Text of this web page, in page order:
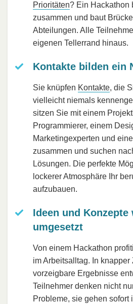
Prioritäten? Ein Hackathon
zusammen und baut
Abteilungen. Alle
eigenen Tellerrand hinaus.
Kontakte bilden ein
Sie knüpfen Kontakte, die
vielleicht niemals
sitzen Sie mit einem
Programmierer, einem
Marketingexperten und
zusammen und suchen
Lösungen. Die perfekte
lockerer Atmosphäre Ihr
aufzubauen.
Ideen und Konzepte
umgesetzt
Von einem Hackathon
im Arbeitsalltag. In knapper
vorzeigbare Ergebnisse
Teilnehmer denken nicht
Probleme, sie gehen sofort